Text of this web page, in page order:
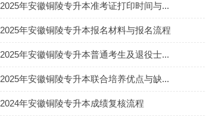
2025年安徽铜陵专升本准考证打印时间与...
2025年安徽铜陵专升本报名材料与报名流程
2025年安徽铜陵专升本普通考生及退役士...
2025年安徽铜陵专升本联合培养优点与缺...
2024年安徽铜陵专升本成绩复核流程